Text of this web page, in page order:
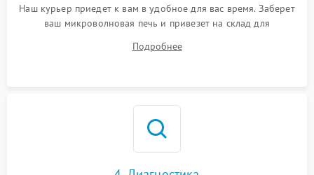
Наш курьер приедет к вам в удобное для вас время. Заберет
ваш микроволновая печь и привезет на склад для
Подробнее